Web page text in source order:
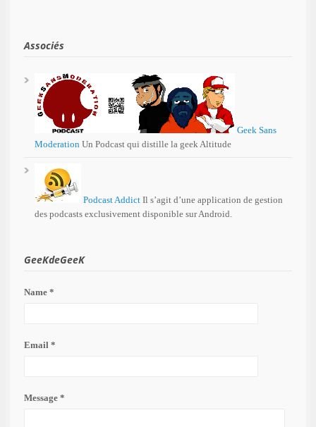
Associés
Geek Sans
Moderation Un Podcast qui distille la geek Altitude
Podcast Addict Il s’agit d’une application de gestion
des podcasts exclusivement disponible sur Android.
GeeKdeGeeK
Name *
Email *
Message *